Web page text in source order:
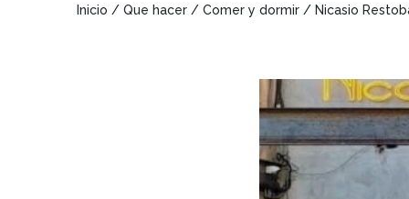
Inicio / Que hacer / Comer y dormir / Nicasio